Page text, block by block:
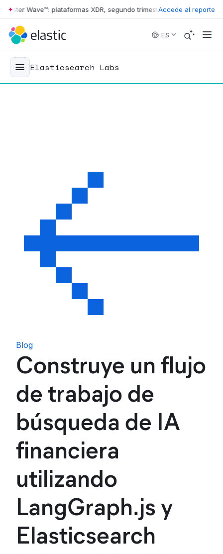
Skip to main content
Wave™: plataformas XDR, segundo trimestre de 2026 • The
Accede al reporte
ES
Elasticsearch Labs
Blog
Construye un flujo
de trabajo de
búsqueda de IA
financiera
utilizando
LangGraph.js y
Elasticsearch